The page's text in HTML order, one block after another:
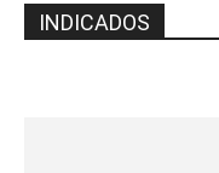
INDICADOS